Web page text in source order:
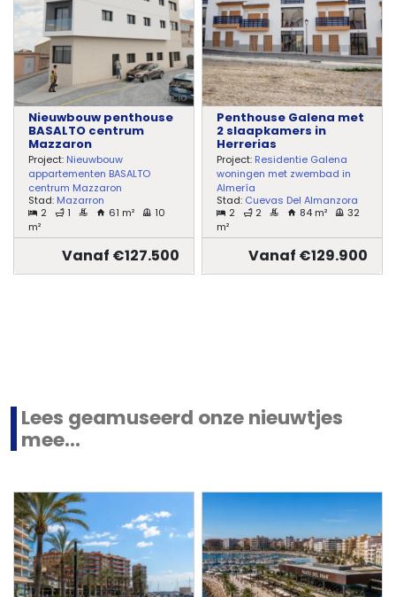
Nieuwbouw penthouse
BASALTO centrum
Mazzaron
Project: Nieuwbouw
appartementen BASALTO
centrum Mazzaron
Stad: Mazarron
2
1 61 m²
10
m²
Vanaf €127.500
Penthouse Galena met
2 slaapkamers in
Herrerias
Project: Residentie Galena
woningen met zwembad in
Almería
Stad: Cuevas Del Almanzora
2
2 84 m²
32
m²
Vanaf €129.900
Lees geamuseerd onze nieuwtjes
mee...